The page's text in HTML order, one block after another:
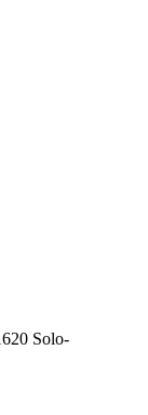
Solo-